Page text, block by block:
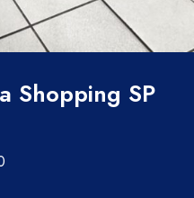
Shopping SP